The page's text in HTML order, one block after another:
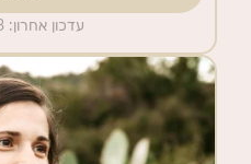
עדכון אחרון: